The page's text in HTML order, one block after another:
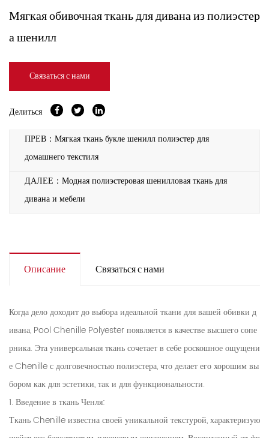
Мягкая обивочная ткань для дивана из полиэстер
а шенилл
Связаться с нами
Делиться
ПРЕВ：Мягкая ткань букле шенилл полиэстер для
домашнего текстиля
ДАЛЕЕ：Модная полиэстеровая шенилловая ткань для
дивана и мебели
Описание Связаться с нами
Когда дело доходит до выбора идеальной ткани для вашей обивки д
ивана, Pool Chenille Polyester появляется в качестве высшего сопе
рника. Эта универсальная ткань сочетает в себе роскошное ощущени
е Chenille с долговечностью полиэстера, что делает его хорошим вы
бором как для эстетики, так и для функциональности.
1. Введение в ткань Ченля:
Ткань Chenille известна своей уникальной текстурой, характеризую